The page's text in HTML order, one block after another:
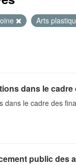
Arts
dans le
dans le cadre des
public des